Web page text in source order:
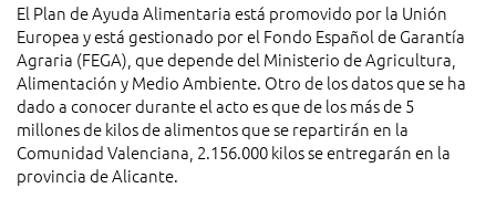
El Plan de Ayuda Alimentaria está promovido por la Unión
Europea y está gestionado por el Fondo Español de Garantía
Agraria (FEGA), que depende del Ministerio de Agricultura,
Alimentación y Medio Ambiente. Otro de los datos que se ha
dado a conocer durante el acto es que de los más de 5
millones de kilos de alimentos que se repartirán en la
Comunidad Valenciana, 2.156.000 kilos se entregarán en la
provincia de Alicante.